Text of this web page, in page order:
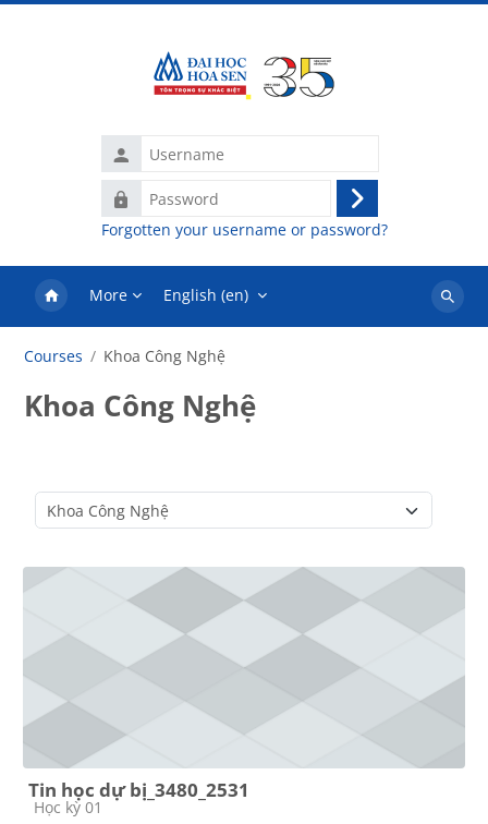
Username
Password
Log
in
Forgotten your username or password?
More English ‎(en)‎
Search
Courses Khoa Công Nghệ
Khoa Công Nghệ
Tin học dự bị_3480_2531
Course category
Học kỳ 01